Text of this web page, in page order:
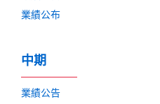
業績公布
中期
業績公告